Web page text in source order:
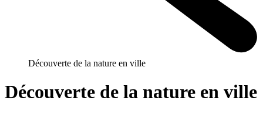
Découverte de la nature en ville
Découverte de la nature en ville